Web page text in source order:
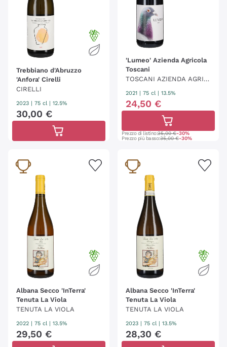
Trebbiano d'Abruzzo
'Anfora' Cirelli
CIRELLI
2023 | 75 cl | 12.5%
30,00 €
'Lumeo' Azienda Agricola
Toscani
TOSCANI AZIENDA AGRIC
2021 | 75 cl | 13.5%
24,50 €
Prezzo di listino:35,00 €-30%
Prezzo più basso:35,00 €-30%
Albana Secco 'InTerra'
Tenuta La Viola
TENUTA LA VIOLA
2022 | 75 cl | 13.5%
29,50 €
Albana Secco 'InTerra'
Tenuta La Viola
TENUTA LA VIOLA
2023 | 75 cl | 13.5%
28,30 €